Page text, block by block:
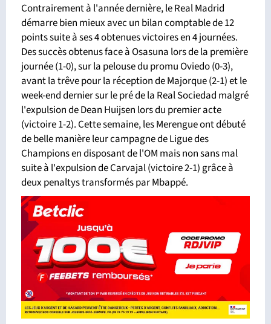
Contrairement à l'année dernière, le Real Madrid
démarre bien mieux avec un bilan comptable de 12
points suite à ses 4 obtenues victoires en 4 journées.
Des succès obtenus face à Osasuna lors de la première
journée (1-0), sur la pelouse du promu Oviedo (0-3),
avant la trêve pour la réception de Majorque (2-1) et le
week-end dernier sur le pré de la Real Sociedad malgré
l'expulsion de Dean Huijsen lors du premier acte
(victoire 1-2). Cette semaine, les Merengue ont débuté
de belle manière leur campagne de Ligue des
Champions en disposant de l'OM mais non sans mal
suite à l'expulsion de Carvajal (victoire 2-1) grâce à
deux penaltys transformés par Mbappé.